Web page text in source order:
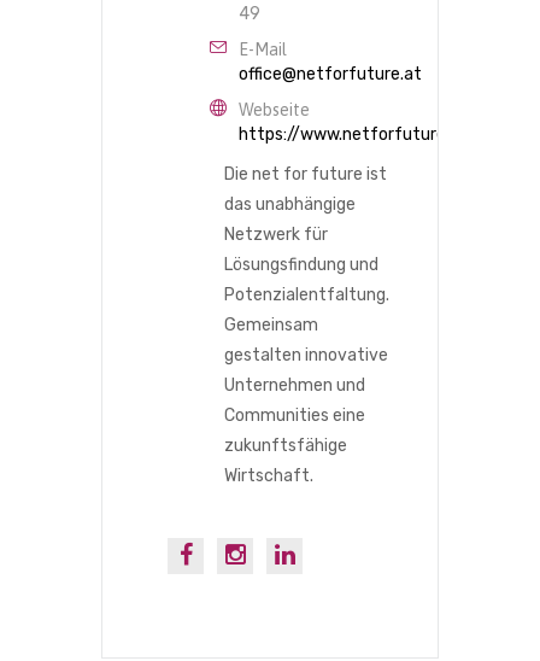
49
E-Mail
office@netforfuture.at
Webseite
https://www.netforfuture.at/
Die net for future ist
das unabhängige
Netzwerk für
Lösungsfindung und
Potenzialentfaltung.
Gemeinsam
gestalten innovative
Unternehmen und
Communities eine
zukunftsfähige
Wirtschaft.